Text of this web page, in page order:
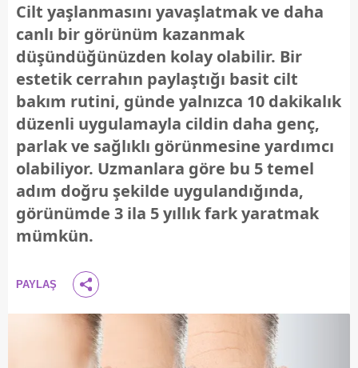
Cilt yaşlanmasını yavaşlatmak ve daha
canlı bir görünüm kazanmak
düşündüğünüzden kolay olabilir. Bir
estetik cerrahın paylaştığı basit cilt
bakım rutini, günde yalnızca 10 dakikalık
düzenli uygulamayla cildin daha genç,
parlak ve sağlıklı görünmesine yardımcı
olabiliyor. Uzmanlara göre bu 5 temel
adım doğru şekilde uygulandığında,
görünümde 3 ila 5 yıllık fark yaratmak
mümkün.
PAYLAŞ